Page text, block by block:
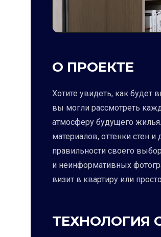
О ПРОЕКТЕ
Хотите увидеть, как будет
вы могли рассмотреть
атмосферу будущего
материалов, оттенки стен
правильности своего
и неинформативных
визит в квартиру или
ТЕХНОЛОГИЯ